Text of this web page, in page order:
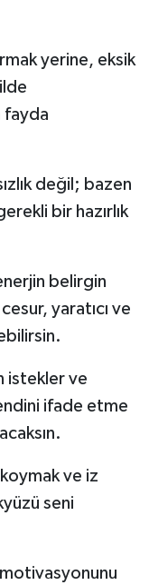
yerine, eksik
fayda
değil; bazen
bir hazırlık
belirgin
yaratıcı ve
istekler ve
ifade etme
ve iz
seni